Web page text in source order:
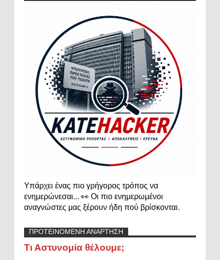
Υπάρχει ένας πιο γρήγορος τρόπος να
ενημερώνεσαι... 👀 Οι πιο ενημερωμένοι
αναγνώστες μας ξέρουν ήδη πού βρίσκονται.
ΠΡΟΤΕΙΝΟΜΕΝΗ ΑΝΑΡΤΗΣΗ
Τι Αστυνομία θέλουμε;